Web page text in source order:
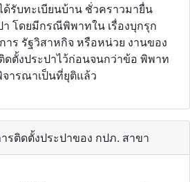
รับทะเบียนบ้าน ชั่วคราวมายื่น
โดยมีกรณีพิพาทใน เรื่องบุกรุก
ร รัฐวิสาหกิจ หรือหน่วย งานของ
ดตั้งประปาไว้ก่อนจนกว่าข้อ พิพาท
ารณาเป็นที่ยุติแล้ว
รติดตั้งประปาของ กปภ. สาขา